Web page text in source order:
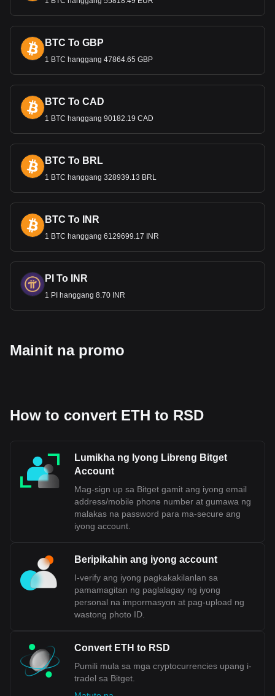
BTC To GBP
1 BTC hanggang 47864.65 GBP
BTC To CAD
1 BTC hanggang 90182.19 CAD
BTC To BRL
1 BTC hanggang 328939.13 BRL
BTC To INR
1 BTC hanggang 6129699.17 INR
PI To INR
1 PI hanggang 8.70 INR
Mainit na promo
How to convert ETH to RSD
Lumikha ng Iyong Libreng Bitget
Account
Mag-sign up sa Bitget gamit ang iyong email
address/mobile phone number at gumawa ng
malakas na password para ma-secure ang
iyong account.
Beripikahin ang iyong account
I-verify ang iyong pagkakakilanlan sa
pamamagitan ng paglalagay ng iyong
personal na impormasyon at pag-upload ng
wastong photo ID.
Convert ETH to RSD
Pumili mula sa mga cryptocurrencies upang i-
tradel sa Bitget.